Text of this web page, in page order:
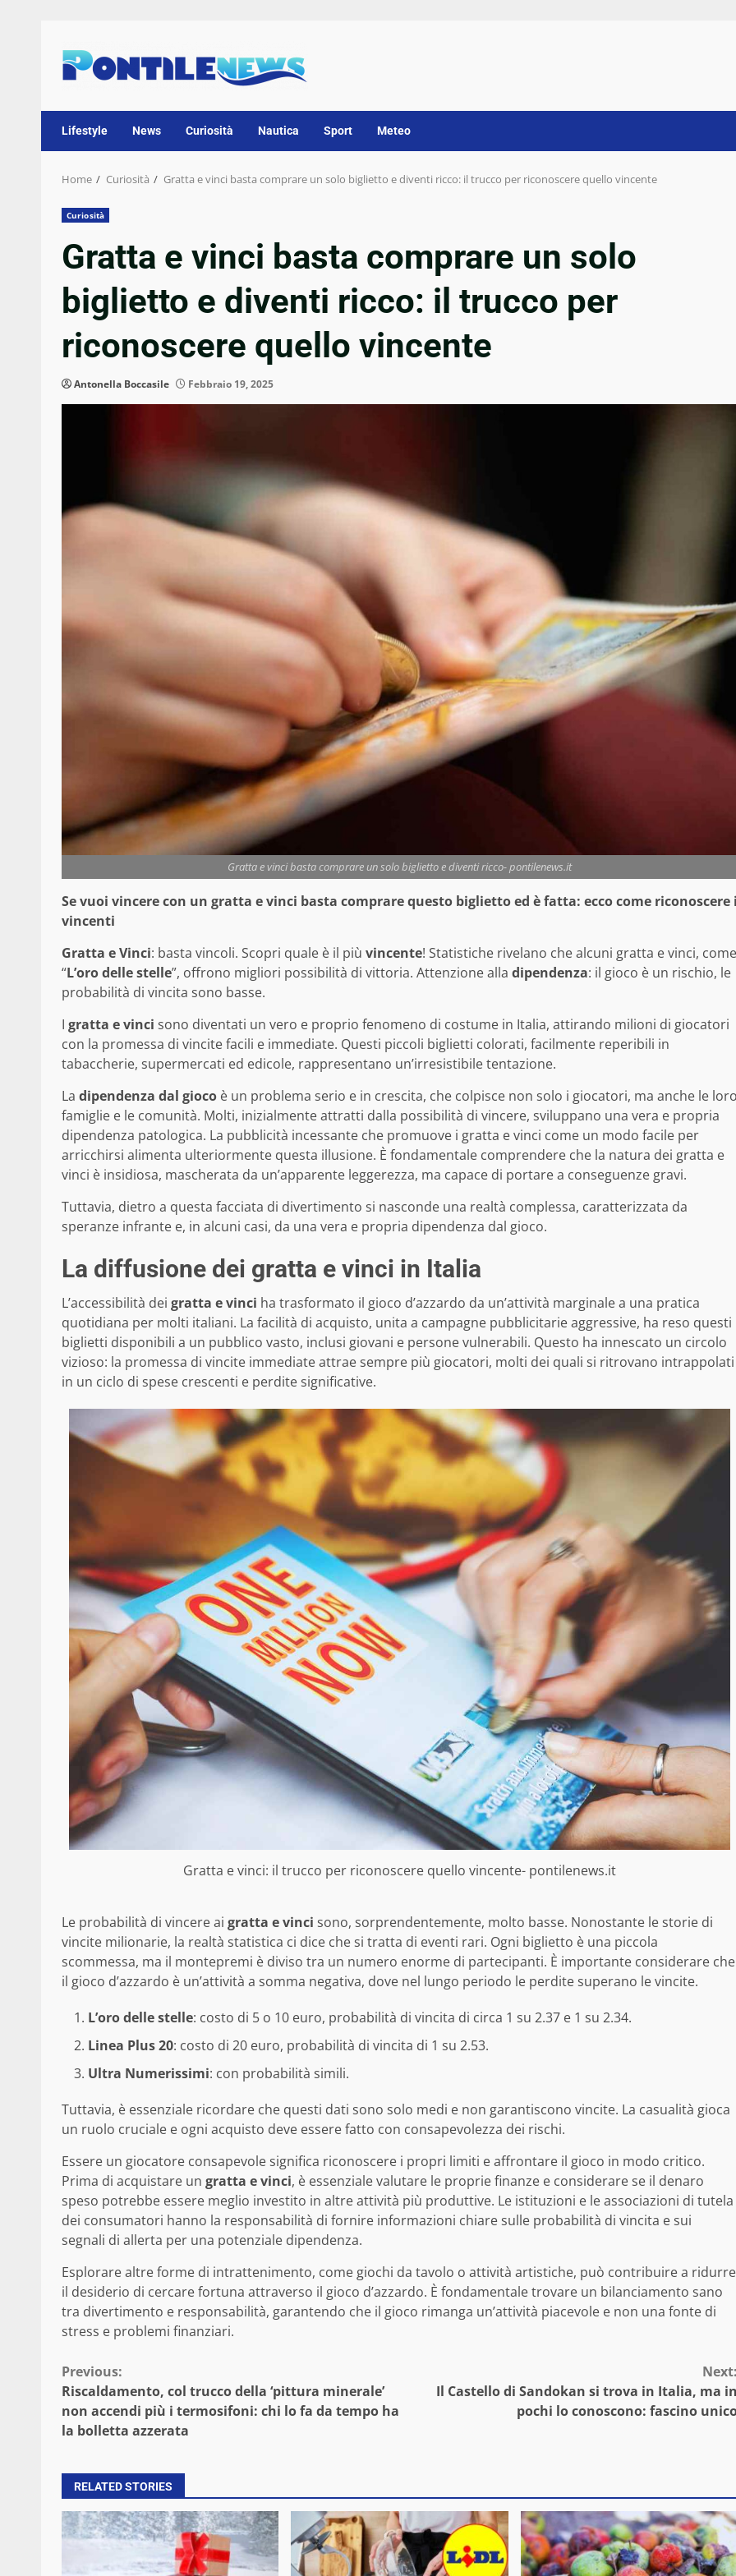
content
Lifestyle News Curiosità Nautica Sport Meteo
Home Curiosità Gratta e vinci basta comprare un solo biglietto e diventi ricco: il trucco per riconoscere quello vincente
Curiosità
Gratta e vinci basta comprare un solo
biglietto e diventi ricco: il trucco per
riconoscere quello vincente
Antonella Boccasile Febbraio 19, 2025
Gratta e vinci basta comprare un solo biglietto e diventi ricco- pontilenews.it
Se vuoi vincere con un gratta e vinci basta comprare questo biglietto ed è fatta: ecco come riconoscere i
vincenti
Gratta e Vinci: basta vincoli. Scopri quale è il più vincente! Statistiche rivelano che alcuni gratta e vinci, come
“L’oro delle stelle”, offrono migliori possibilità di vittoria. Attenzione alla dipendenza: il gioco è un rischio, le
probabilità di vincita sono basse.
I gratta e vinci sono diventati un vero e proprio fenomeno di costume in Italia, attirando milioni di giocatori
con la promessa di vincite facili e immediate. Questi piccoli biglietti colorati, facilmente reperibili in
tabaccherie, supermercati ed edicole, rappresentano un’irresistibile tentazione.
La dipendenza dal gioco è un problema serio e in crescita, che colpisce non solo i giocatori, ma anche le loro
famiglie e le comunità. Molti, inizialmente attratti dalla possibilità di vincere, sviluppano una vera e propria
dipendenza patologica. La pubblicità incessante che promuove i gratta e vinci come un modo facile per
arricchirsi alimenta ulteriormente questa illusione. È fondamentale comprendere che la natura dei gratta e
vinci è insidiosa, mascherata da un’apparente leggerezza, ma capace di portare a conseguenze gravi.
Tuttavia, dietro a questa facciata di divertimento si nasconde una realtà complessa, caratterizzata da
speranze infrante e, in alcuni casi, da una vera e propria dipendenza dal gioco.
La diffusione dei gratta e vinci in Italia
L’accessibilità dei gratta e vinci ha trasformato il gioco d’azzardo da un’attività marginale a una pratica
quotidiana per molti italiani. La facilità di acquisto, unita a campagne pubblicitarie aggressive, ha reso questi
biglietti disponibili a un pubblico vasto, inclusi giovani e persone vulnerabili. Questo ha innescato un circolo
vizioso: la promessa di vincite immediate attrae sempre più giocatori, molti dei quali si ritrovano intrappolati
in un ciclo di spese crescenti e perdite significative.
Gratta e vinci: il trucco per riconoscere quello vincente- pontilenews.it
Le probabilità di vincere ai gratta e vinci sono, sorprendentemente, molto basse. Nonostante le storie di
vincite milionarie, la realtà statistica ci dice che si tratta di eventi rari. Ogni biglietto è una piccola
scommessa, ma il montepremi è diviso tra un numero enorme di partecipanti. È importante considerare che
il gioco d’azzardo è un’attività a somma negativa, dove nel lungo periodo le perdite superano le vincite.
L’oro delle stelle: costo di 5 o 10 euro, probabilità di vincita di circa 1 su 2.37 e 1 su 2.34.
Linea Plus 20: costo di 20 euro, probabilità di vincita di 1 su 2.53.
Ultra Numerissimi: con probabilità simili.
Tuttavia, è essenziale ricordare che questi dati sono solo medi e non garantiscono vincite. La casualità gioca
un ruolo cruciale e ogni acquisto deve essere fatto con consapevolezza dei rischi.
Essere un giocatore consapevole significa riconoscere i propri limiti e affrontare il gioco in modo critico.
Prima di acquistare un gratta e vinci, è essenziale valutare le proprie finanze e considerare se il denaro
speso potrebbe essere meglio investito in altre attività più produttive. Le istituzioni e le associazioni di tutela
dei consumatori hanno la responsabilità di fornire informazioni chiare sulle probabilità di vincita e sui
segnali di allerta per una potenziale dipendenza.
Esplorare altre forme di intrattenimento, come giochi da tavolo o attività artistiche, può contribuire a ridurre
il desiderio di cercare fortuna attraverso il gioco d’azzardo. È fondamentale trovare un bilanciamento sano
tra divertimento e responsabilità, garantendo che il gioco rimanga un’attività piacevole e non una fonte di
stress e problemi finanziari.
Continue
Reading
Previous:
Riscaldamento, col trucco della ‘pittura minerale’
non accendi più i termosifoni: chi lo fa da tempo ha
la bolletta azzerata
Next:
Il Castello di Sandokan si trova in Italia, ma in
pochi lo conoscono: fascino
RELATED STORIES